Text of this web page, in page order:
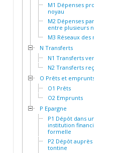
M1 Dépenses propres au
noyau
M2 Dépenses partagées
entre plusieurs noyaux
M3 Réseaux des noyaux
N Transferts
N1 Transferts versés
N2 Transferts reçus
O Prêts et emprunts
O1 Prêts
O2 Emprunts
P Epargne
P1 Dépôt dans une
institution financière
formelle
P2 Dépôt auprès d'une
tontine